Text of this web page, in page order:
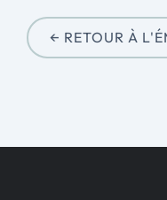
← RETOUR À